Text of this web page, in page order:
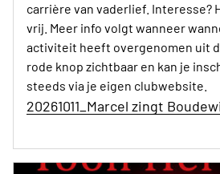
carrière van vaderlief. Interesse?
vrij. Meer info volgt wanneer
activiteit heeft overgenomen uit
rode knop zichtbaar en kan je
steeds via je eigen clubwebsite.
20261011_Marcel zingt